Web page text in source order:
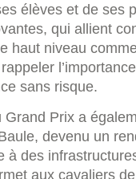
élèves et de ses
qui allient
haut niveau
sans risque.
Grand Prix a
devenu un
à des
aux cavaliers